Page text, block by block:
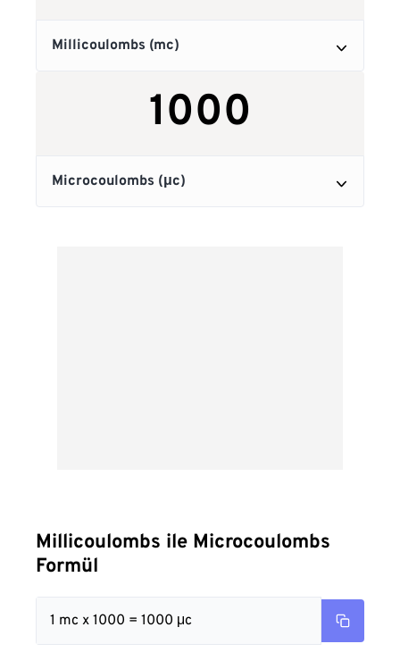
Millicoulombs ile Microcoulombs
Formül
1 mc x 1000 = 1000 μc